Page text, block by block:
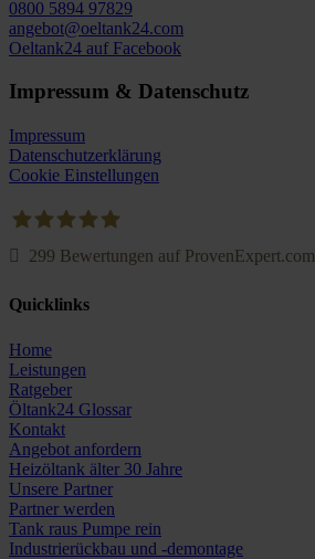
0800 5894 97829
angebot@oeltank24.com
Oeltank24 auf Facebook
Impressum & Datenschutz
Impressum
Datenschutzerklärung
Cookie Einstellungen
299 Bewertungen auf ProvenExpert.com
Quicklinks
Home
Leistungen
Ratgeber
Öltank24 Glossar
Kontakt
Angebot anfordern
Heizöltank älter 30 Jahre
Unsere Partner
Partner werden
Tank raus Pumpe rein
Industrierückbau und -demontage